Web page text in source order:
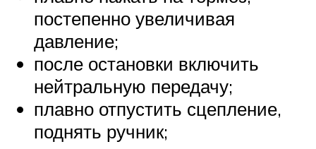
постепенно увеличивая
давление;
после остановки включить
нейтральную передачу;
плавно отпустить сцепление,
поднять ручник;